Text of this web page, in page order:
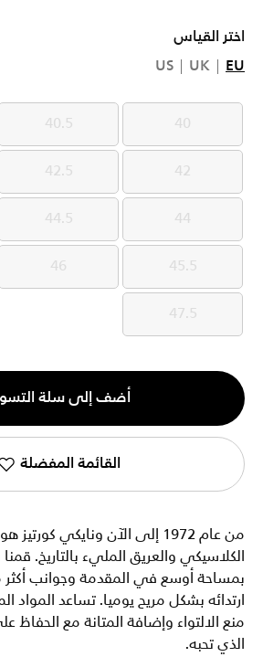
اختر القياس
EU
UK
US
40
40
40.5
40.5
42
42
42.5
42.5
44
44
44.5
44.5
45.5
45.5
46
46
47.5
47.5
الكمية
1
أضف إلى سلة
القائمة المفضلة
من عام 1972 إلى الآن ونايكي
الكلاسيكي والعريق المليء بالتاريخ.
بمساحة أوسع في المقدمة وجوانب أكثر
ارتدائه بشكل مريح يوميا. تساعد
منع الالتواء وإضافة المتانة مع
الذي تحبه.